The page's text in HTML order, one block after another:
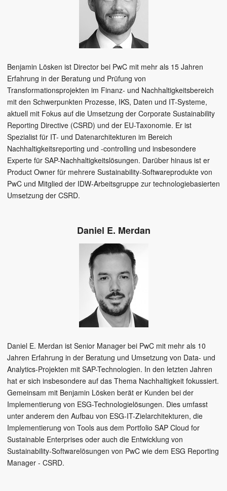
Benjamin Lösken ist Director bei PwC mit mehr als 15 Jahren
Erfahrung in der Beratung und Prüfung von
Transformationsprojekten im Finanz- und Nachhaltigkeitsbereich
mit den Schwerpunkten Prozesse, IKS, Daten und IT-Systeme,
aktuell mit Fokus auf die Umsetzung der Corporate Sustainability
Reporting Directive (CSRD) und der EU-Taxonomie. Er ist
Spezialist für IT- und Datenarchitekturen im Bereich
Nachhaltigkeitsreporting und -controlling und insbesondere
Experte für SAP-Nachhaltigkeitslösungen. Darüber hinaus ist er
Product Owner für mehrere Sustainability-Softwareprodukte von
PwC und Mitglied der IDW-Arbeitsgruppe zur technologiebasierten
Umsetzung der CSRD.
Daniel E. Merdan
Daniel E. Merdan ist Senior Manager bei PwC mit mehr als 10
Jahren Erfahrung in der Beratung und Umsetzung von Data- und
Analytics-Projekten mit SAP-Technologien. In den letzten Jahren
hat er sich insbesondere auf das Thema Nachhaltigkeit fokussiert.
Gemeinsam mit Benjamin Lösken berät er Kunden bei der
Implementierung von ESG-Technologielösungen. Dies umfasst
unter anderem den Aufbau von ESG-IT-Zielarchitekturen, die
Implementierung von Tools aus dem Portfolio SAP Cloud for
Sustainable Enterprises oder auch die Entwicklung von
Sustainability-Softwarelösungen von PwC wie dem ESG Reporting
Manager - CSRD.